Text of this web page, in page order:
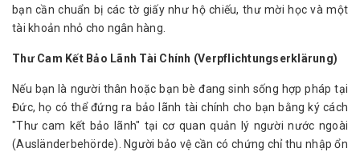
bạn cần chuẩn bị các tờ giấy như hộ chiếu, thư mời học và một
tài khoản nhỏ cho ngân hàng.
Thư Cam Kết Bảo Lãnh Tài Chính (Verpflichtungserklärung)
Nếu bạn là người thân hoặc bạn bè đang sinh sống hợp pháp tại
Đức, họ có thể đứng ra bảo lãnh tài chính cho bạn bằng ký cách
"Thư cam kết bảo lãnh" tại cơ quan quản lý người nước ngoài
(Ausländerbehörde). Người bảo vệ cần có chứng chỉ thu nhập ổn